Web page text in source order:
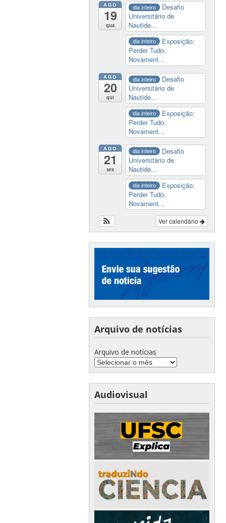
AGO
19
qua
dia inteiro
Desafio
Universitário de
Nautide...
dia inteiro
Exposição:
Perder Tudo.
Novament...
AGO
20
qui
dia inteiro
Desafio
Universitário de
Nautide...
dia inteiro
Exposição:
Perder Tudo.
Novament...
AGO
21
sex
dia inteiro
Desafio
Universitário de
Nautide...
dia inteiro
Exposição:
Perder Tudo.
Novament...
Ver calendário
Arquivo de notícias
Arquivo de notícias
Audiovisual